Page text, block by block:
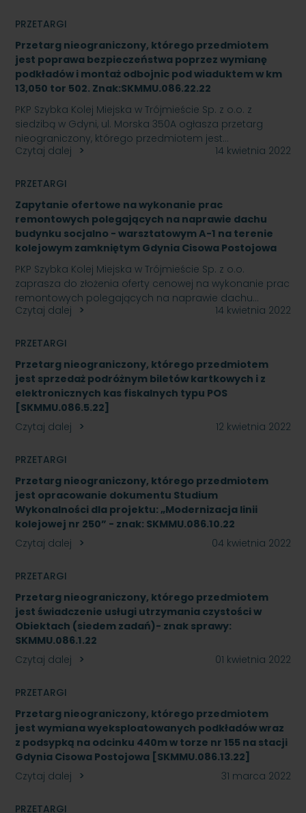
PRZETARGI
Przetarg nieograniczony, którego przedmiotem
jest poprawa bezpieczeństwa poprzez wymianę
podkładów i montaż odbojnic pod wiaduktem w km
13,050 tor 502. Znak:SKMMU.086.22.22
PKP Szybka Kolej Miejska w Trójmieście Sp. z o.o. z
siedzibą w Gdyni, ul. Morska 350A ogłasza przetarg
nieograniczony, którego przedmiotem jest…
Czytaj dalej
14 kwietnia 2022
PRZETARGI
Zapytanie ofertowe na wykonanie prac
remontowych polegających na naprawie dachu
budynku socjalno - warsztatowym A-1 na terenie
kolejowym zamkniętym Gdynia Cisowa Postojowa
PKP Szybka Kolej Miejska w Trójmieście Sp. z o.o.
zaprasza do złożenia oferty cenowej na wykonanie prac
remontowych polegających na naprawie dachu…
Czytaj dalej
14 kwietnia 2022
PRZETARGI
Przetarg nieograniczony, którego przedmiotem
jest sprzedaż podróżnym biletów kartkowych i z
elektronicznych kas fiskalnych typu POS
[SKMMU.086.5.22]
Czytaj dalej
12 kwietnia 2022
PRZETARGI
Przetarg nieograniczony, którego przedmiotem
jest opracowanie dokumentu Studium
Wykonalności dla projektu: „Modernizacja linii
kolejowej nr 250” - znak: SKMMU.086.10.22
Czytaj dalej
04 kwietnia 2022
PRZETARGI
Przetarg nieograniczony, którego przedmiotem
jest świadczenie usługi utrzymania czystości w
Obiektach (siedem zadań)- znak sprawy:
SKMMU.086.1.22
Czytaj dalej
01 kwietnia 2022
PRZETARGI
Przetarg nieograniczony, którego przedmiotem
jest wymiana wyeksploatowanych podkładów wraz
z podsypką na odcinku 440m w torze nr 155 na stacji
Gdynia Cisowa Postojowa [SKMMU.086.13.22]
Czytaj dalej
31 marca 2022
PRZETARGI